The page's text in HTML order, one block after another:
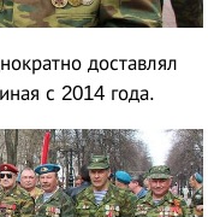
доставлял
с 2014 года.